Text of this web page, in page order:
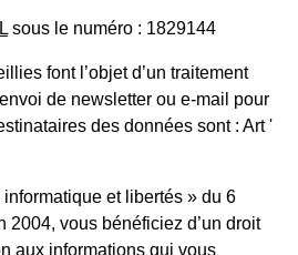
sous le numéro : 1829144
font l’objet d’un traitement
de newsletter ou e-mail pour
des données sont : Art '
et libertés » du 6
2004, vous bénéficiez d’un droit
aux informations qui vous